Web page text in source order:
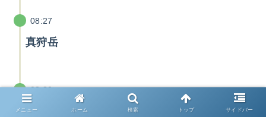
08:27
真狩岳
08:30
京極コース下山口
メニュー ホーム 検索 トップ サイドバー